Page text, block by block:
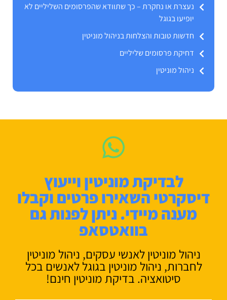
נעצרת או נחקרת – כך שתוודא שהפרסומים השליליים לא
יופיעו בגוגל
חדשות טובות והצלחות בניהול מוניטין
דחיקת פרסומים שליליים
ניהול מוניטין
לבדיקת מוניטין וייעוץ
דיסקרטי השאירו פרטים וקבלו
מענה מיידי. ניתן לפנות גם
בוואטסאפ
ניהול מוניטין לאנשי עסקים, ניהול מוניטין
לחברות, ניהול מוניטין בגוגל לאנשים בכל
סיטואציה. בדיקת מוניטין חינם!